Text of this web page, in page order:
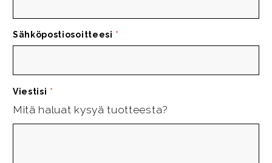
Sähköpostiosoitteesi *
Viestisi *
Mitä haluat kysyä tuotteesta?